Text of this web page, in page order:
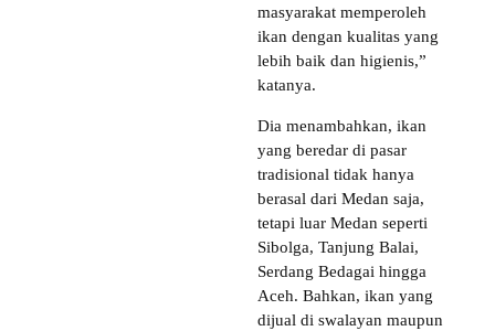
masyarakat memperoleh
ikan dengan kualitas yang
lebih baik dan higienis,”
katanya.
Dia menambahkan, ikan
yang beredar di pasar
tradisional tidak hanya
berasal dari Medan saja,
tetapi luar Medan seperti
Sibolga, Tanjung Balai,
Serdang Bedagai hingga
Aceh. Bahkan, ikan yang
dijual di swalayan maupun